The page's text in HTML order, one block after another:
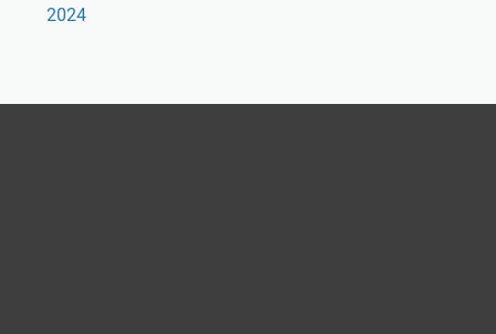
2024